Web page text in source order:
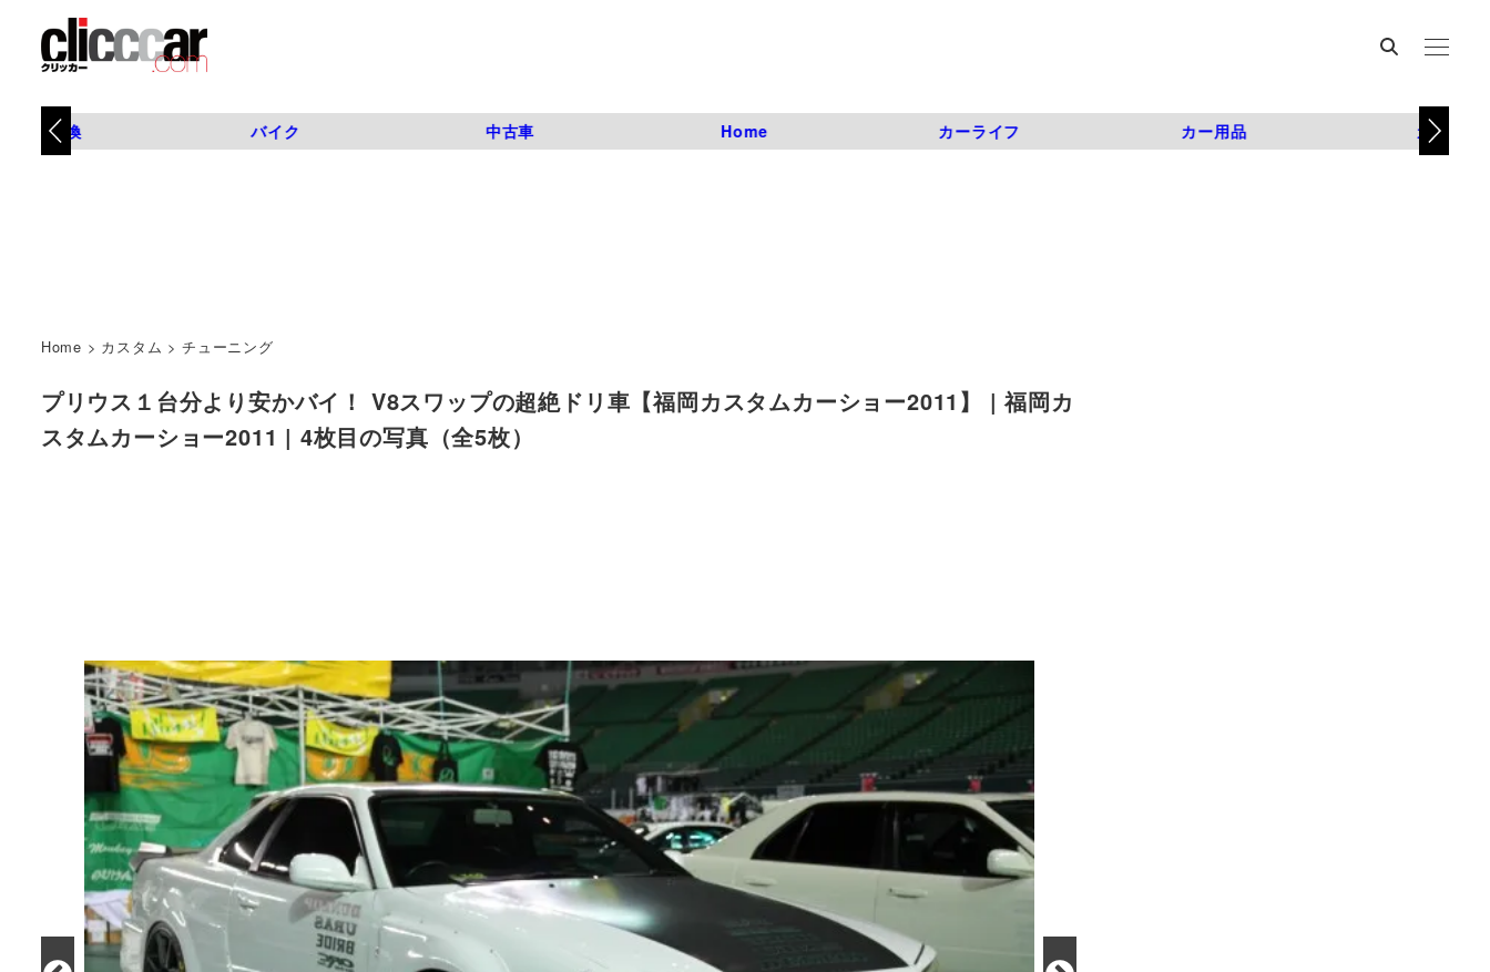
タイヤ交換 バイク 中古車 Home カーライフ カー用品 カスタム
Home > カスタム >チューニング
プリウス１台分より安かバイ！ V8スワップの超絶ドリ車【福岡カスタムカーショー2011】 | 福岡カ
スタムカーショー2011 | 4枚目の写真（全5枚）